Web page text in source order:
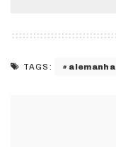
TAGS: alemanha